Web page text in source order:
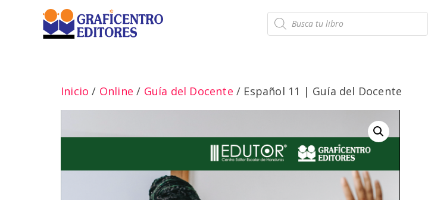
contenido
Búsqueda
de
productos
Inicio / Online / Guía del Docente / Español 11 | Guía del Docente